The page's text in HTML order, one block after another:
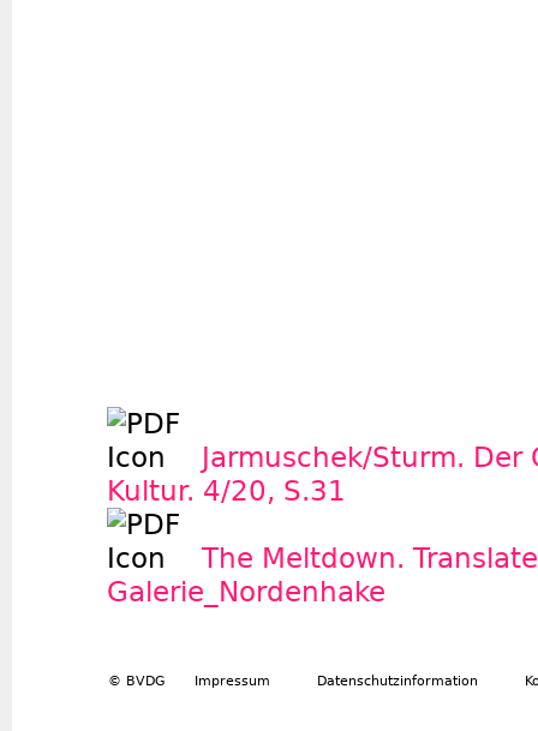
Jarmuschek/Sturm. Der
Kultur. 4/20, S.31
The Meltdown.
Galerie_Nordenhake
© BVDG Impressum Datenschutzinformation